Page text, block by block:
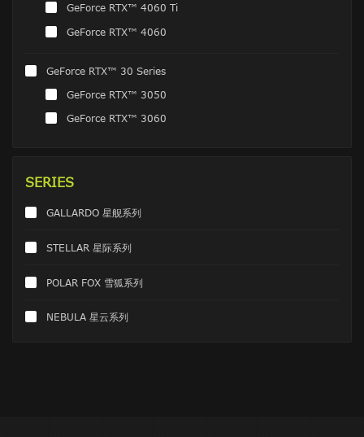
GeForce RTX™ 4060 Ti
GeForce RTX™ 4060
GeForce RTX™ 30 Series
GeForce RTX™ 3050
GeForce RTX™ 3060
SERIES
GALLARDO 星舰系列
STELLAR 星际系列
POLAR FOX 雪狐系列
NEBULA 星云系列